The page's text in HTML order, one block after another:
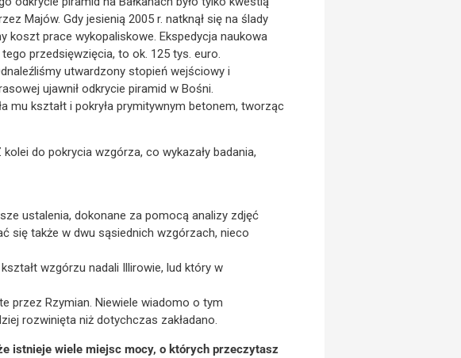
Majów. Gdy jesienią 2005 r. natknął się na ślady
koszt prace wykopaliskowe. Ekspedycja naukowa
przedsięwzięcia, to ok. 125 tys. euro.
utwardzony stopień wejściowy i
ujawnił odkrycie piramid w Bośni.
mu kształt i pokryła prymitywnym betonem, tworząc
do pokrycia wzgórza, co wykazały badania,
ustalenia, dokonane za pomocą analizy zdjęć
się także w dwu sąsiednich wzgórzach, nieco
wzgórzu nadali Illirowie, lud który w
przez Rzymian. Niewiele wiadomo o tym
rozwinięta niż dotychczas zakładano.
istnieje wiele miejsc mocy, o których przeczytasz